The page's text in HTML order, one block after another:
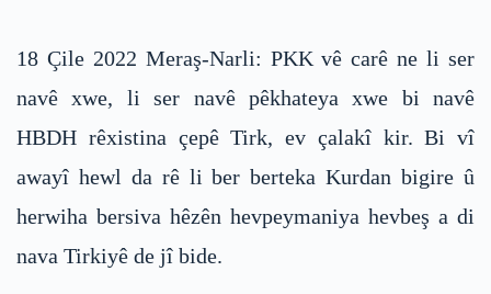
18 Çile 2022 Meraş-Narli: PKK vê carê ne li ser
navê xwe, li ser navê pêkhateya xwe bi navê
HBDH rêxistina çepê Tirk, ev çalakî kir. Bi vî
awayî hewl da rê li ber berteka Kurdan bigire û
herwiha bersiva hêzên hevpeymaniya hevbeş a di
nava Tirkiyê de jî bide.